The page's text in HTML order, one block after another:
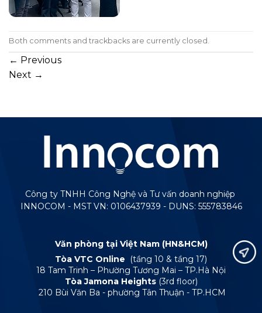
Both comments and trackbacks are currently closed.
← Previous
Next →
Công ty TNHH Công Nghệ và Tư vấn doanh nghiệp
INNOCOM - MST VN: 0106437939 - DUNS: 555783846
Văn phòng tại Việt Nam (HN&HCM)
Tòa VTC Online
(tầng 10 & tầng 17)
18 Tam Trinh – Phường Tương Mai – TP.Hà Nội
Tòa Jamona Heights (3rd floor)
210 Bùi Văn Ba - phường Tân Thuận - TP.HCM